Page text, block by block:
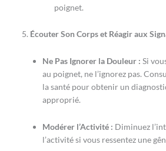
poignet.
Écouter Son Corps et Réagir aux
Ne Pas Ignorer la Douleur : Si
au poignet, ne l’ignorez pas.
la santé pour obtenir un
approprié.
Modérer l’Activité : Diminuez
l’activité si vous ressentez une